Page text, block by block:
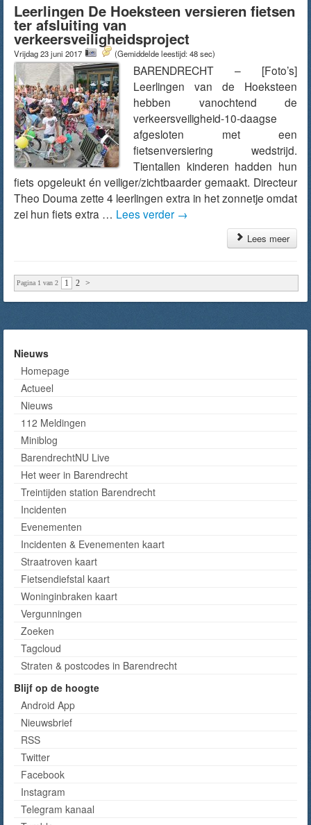
Leerlingen De Hoeksteen versieren fietsen
ter afsluiting van
verkeersveiligheidsproject
Vrijdag 23 juni 2017 (Gemiddelde leestijd: 48 sec)
BARENDRECHT – [Foto’s]
Leerlingen van de Hoeksteen
hebben vanochtend de
verkeersveiligheid-10-daagse
afgesloten met een
fietsenversiering wedstrijd.
Tientallen kinderen hadden hun
fiets opgeleukt én veiliger/zichtbaarder gemaakt. Directeur
Theo Douma zette 4 leerlingen extra in het zonnetje omdat
zei hun fiets extra … Lees verder →
Lees meer
Pagina 1 van 2 1 2 >
Nieuws
Homepage
Actueel
Nieuws
112 Meldingen
Miniblog
BarendrechtNU Live
Het weer in Barendrecht
Treintijden station Barendrecht
Incidenten
Evenementen
Incidenten & Evenementen kaart
Straatroven kaart
Fietsendiefstal kaart
Woninginbraken kaart
Vergunningen
Zoeken
Tagcloud
Straten & postcodes in Barendrecht
Blijf op de hoogte
Android App
Nieuwsbrief
RSS
Twitter
Facebook
Instagram
Telegram kanaal